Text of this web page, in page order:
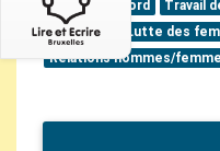
Afrique du Nord Travail
Solidarité
Lutte des
Relations hommes/